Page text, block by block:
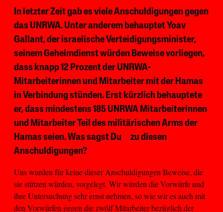
In letzter Zeit gab es viele Anschuldigungen gegen
das UNRWA. Unter anderem behauptet Yoav
Gallant, der israelische Verteidigungsminister,
seinem Geheimdienst würden Beweise vorliegen,
dass knapp 12 Prozent der UNRWA-
Mitarbeiterinnen und Mitarbeiter mit der Hamas
in Verbindung stünden. Erst kürzlich behauptete
er, dass mindestens 185 UNRWA Mitarbeiterinnen
und Mitarbeiter Teil des militärischen Arms der
Hamas seien. Was sagst Du zu diesen
Anschuldigungen?
Uns wurden für keine dieser Anschuldigungen Beweise, die
sie stützen würden, vorgelegt. Wir würden die Vorwürfe und
ihre Untersuchung sehr ernst nehmen, so wie wir es auch mit
den Vorwürfen gegen die zwölf Mitarbeiter bezüglich der